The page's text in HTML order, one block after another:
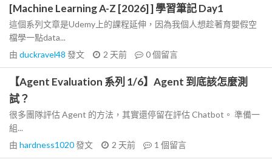
[Machine Learning A-Z [2026] ] 學習筆記 Day1
這個系列文章是Udemy上的課程延伸，因為我個人想趁著育嬰假空
檔學一點data...
由 duckravel48 發文 2 天前 0個留言
【Agent Evaluation 系列 1/6】Agent 到底該怎麼測
試？
很多團隊評估 Agent 的方法，其實還停留在評估 Chatbot。 準備一
組...
由 hardness1020發文 2 天前 1 個留言